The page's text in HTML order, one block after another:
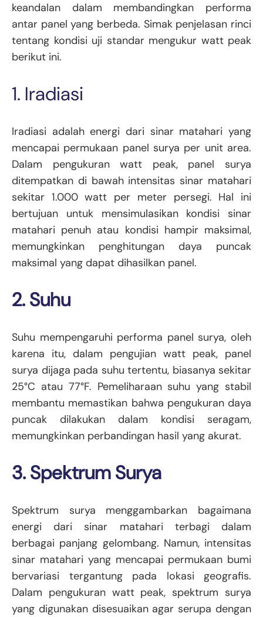
keandalan dalam membandingkan performa
antar panel yang berbeda. Simak penjelasan rinci
tentang kondisi uji standar mengukur watt peak
berikut ini.
1. Iradiasi
Iradiasi adalah energi dari sinar matahari yang
mencapai permukaan panel surya per unit area.
Dalam pengukuran watt peak, panel surya
ditempatkan di bawah intensitas sinar matahari
sekitar 1.000 watt per meter persegi. Hal ini
bertujuan untuk mensimulasikan kondisi sinar
matahari penuh atau kondisi hampir maksimal,
memungkinkan penghitungan daya puncak
maksimal yang dapat dihasilkan panel.
2. Suhu
Suhu mempengaruhi performa panel surya, oleh
karena itu, dalam pengujian watt peak, panel
surya dijaga pada suhu tertentu, biasanya sekitar
25°C atau 77°F. Pemeliharaan suhu yang stabil
membantu memastikan bahwa pengukuran daya
puncak dilakukan dalam kondisi seragam,
memungkinkan perbandingan hasil yang akurat.
3. Spektrum Surya
Spektrum surya menggambarkan bagaimana
energi dari sinar matahari terbagi dalam
berbagai panjang gelombang. Namun, intensitas
sinar matahari yang mencapai permukaan bumi
bervariasi tergantung pada lokasi geografis.
Dalam pengukuran watt peak, spektrum surya
yang digunakan disesuaikan agar serupa dengan